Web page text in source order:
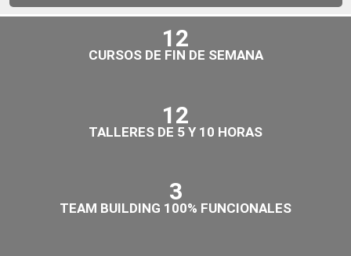
12
CURSOS DE FIN DE SEMANA
12
TALLERES DE 5 Y 10 HORAS
3
TEAM BUILDING 100% FUNCIONALES